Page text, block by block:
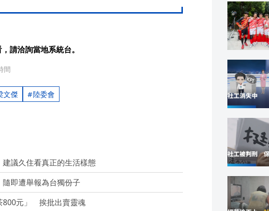
請洽詢當地系統台。
間
文傑 陸委會
議久住看真正的生活樣態
即遭舉報為台獨份子
800元」 挨批出賣靈魂